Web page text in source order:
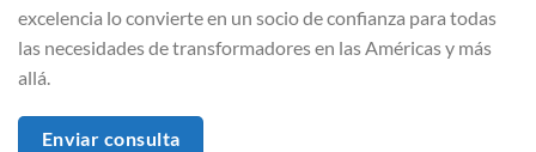
excelencia lo convierte en un socio de confianza para todas
las necesidades de transformadores en las Américas y más
allá.
Enviar consulta